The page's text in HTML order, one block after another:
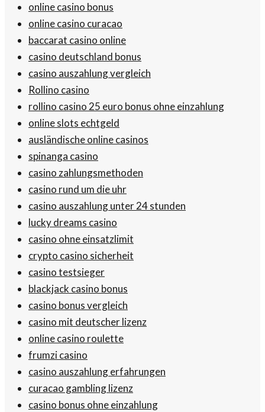
online casino bonus
online casino curacao
baccarat casino online
casino deutschland bonus
casino auszahlung vergleich
Rollino casino
rollino casino 25 euro bonus ohne einzahlung
online slots echtgeld
ausländische online casinos
spinanga casino
casino zahlungsmethoden
casino rund um die uhr
casino auszahlung unter 24 stunden
lucky dreams casino
casino ohne einsatzlimit
crypto casino sicherheit
casino testsieger
blackjack casino bonus
casino bonus vergleich
casino mit deutscher lizenz
online casino roulette
frumzi casino
casino auszahlung erfahrungen
curacao gambling lizenz
casino bonus ohne einzahlung